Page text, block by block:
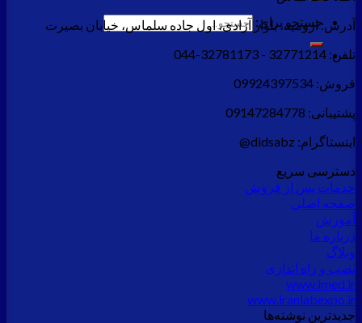
جستجو برای:آدرس:ارومیه، بلوار آزادی، اول جاده سلماس، خیابان بصیرت
تلفن: 32771214 - 32781173-044
فروش: 09924397534
پشتیبانی: 09147284778
اینستاگرام: didsabz@
دسترسی سریع
خدمات پس از فروش
صفحه اصلی
آموزش
درباره ما
وبلاگ
نصب و راه اندازی
www.imed.ir
www.iranlabexpo.ir
جدید‌ترین نوشته‌ها